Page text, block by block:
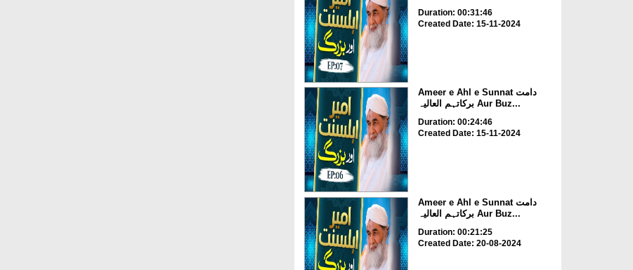
Duration: 00:31:46
Created Date: 15-11-2024
Ameer e Ahl e Sunnat دامت
برکاتہم العالیہ Aur Buz...
Duration: 00:24:46
Created Date: 15-11-2024
Ameer e Ahl e Sunnat دامت
برکاتہم العالیہ Aur Buz...
Duration: 00:21:25
Created Date: 20-08-2024